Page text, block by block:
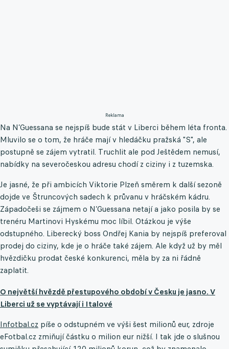
Reklama
Na N’Guessana se nejspíš bude stát v Liberci během léta fronta.
Mluvilo se o tom, že hráče mají v hledáčku pražská "S", ale
postupně se zájem vytratil. Truchlit ale pod Ještědem nemusí,
nabídky na severočeskou adresu chodí z ciziny i z tuzemska.
Je jasné, že při ambicích Viktorie Plzeň směrem k další sezoně
dojde ve Štruncových sadech k průvanu v hráčském kádru.
Západočeši se zájmem o N’Guessana netají a jako posila by se
trenéru Martinovi Hyskému moc líbil. Otázkou je výše
odstupného. Liberecký boss Ondřej Kania by nejspíš preferoval
prodej do ciziny, kde je o hráče také zájem. Ale když už by měl
hvězdičku prodat české konkurenci, měla by za ni řádně
zaplatit.
O největší hvězdě přestupového období v Česku je jasno. V
Liberci už se vyptávají i Italové
Infotbal.cz píše o odstupném ve výši šest milionů eur, zdroje
eFotbal.cz zmiňují částku o milion eur nižší. I tak jde o slušnou